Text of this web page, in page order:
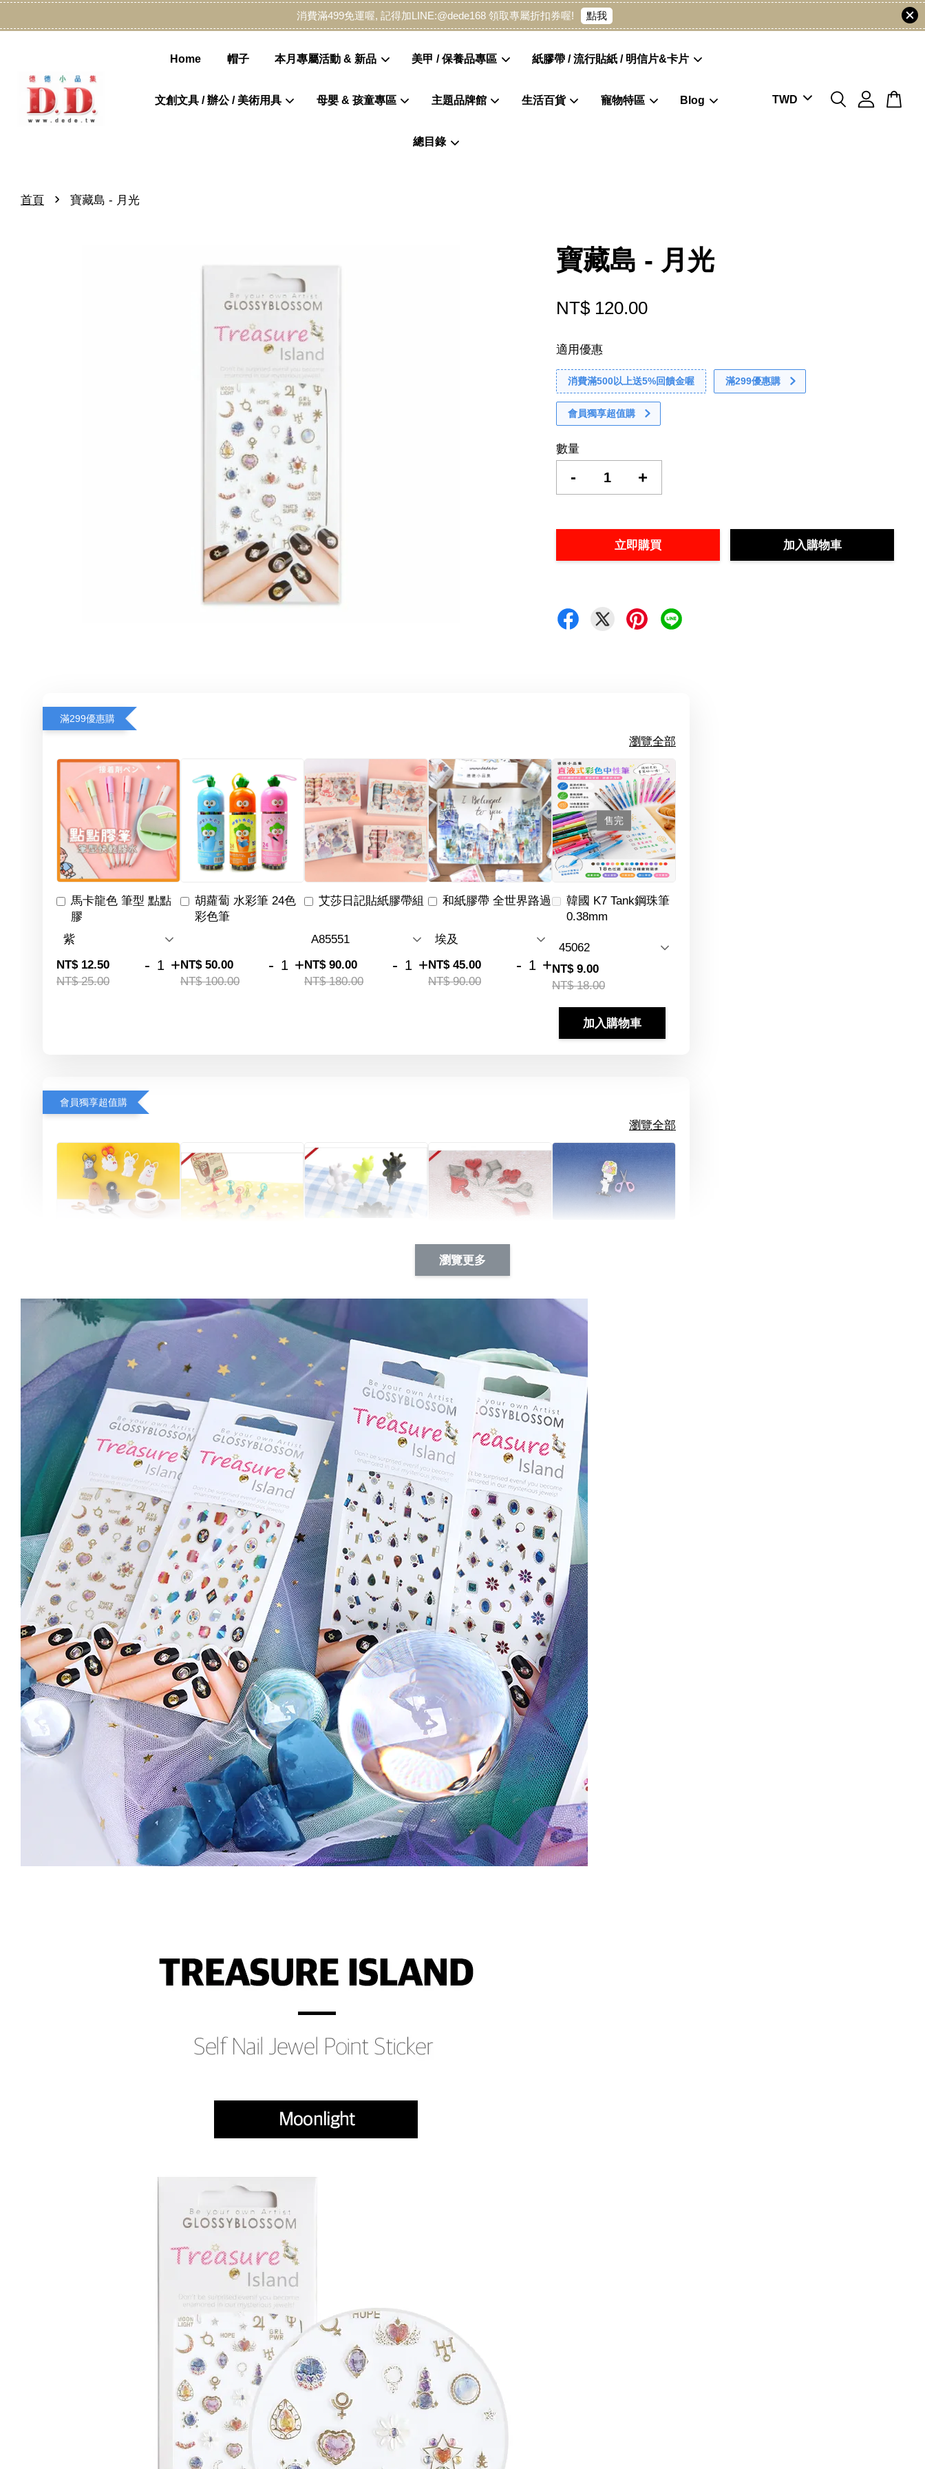
消費滿499免運喔, 記得加LINE:@dede168 領取專屬折扣券喔! 點我
Home 帽子 本月專屬活動 & 新品 美甲 / 保養品專區 紙膠帶 / 流行貼紙 / 明信片&卡片
文創文具 / 辦公 / 美術用具 母嬰 & 孩童專區 主題品牌館 生活百貨 寵物特區 Blog
總目錄
首頁 › 寶藏島 - 月光
寶藏島 - 月光
NT$ 120.00
適用優惠
消費滿500以上送5%回饋金喔 滿299優惠購
會員獨享超值購
數量
- +
立即購買 加入購物車
滿299優惠購
瀏覽全部
馬卡龍色 筆型 點點
膠
NT$ 12.50
NT$ 25.00
- +
胡蘿蔔 水彩筆 24色
彩色筆
NT$ 50.00
NT$ 100.00
- +
艾莎日記貼紙膠帶組
NT$ 90.00
NT$ 180.00
- +
和紙膠帶 全世界路過
NT$ 45.00
NT$ 90.00
- +
售完
韓國 K7 Tank鋼珠筆
0.38mm
NT$ 9.00
NT$ 18.00
加入購物車
會員獨享超值購
瀏覽全部
NT$ 173.00
NT$ 66.00
Artsign 撲克牌 圖釘
NT$ 173.00
瀏覽更多